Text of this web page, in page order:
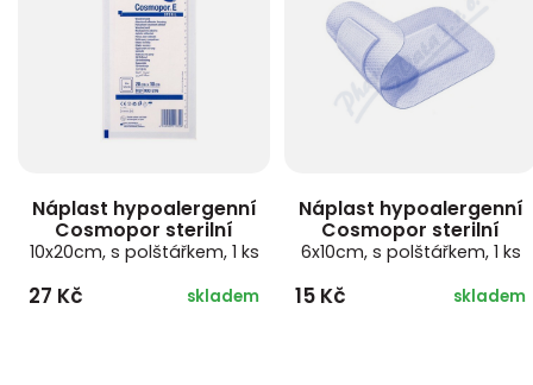
Náplast hypoalergenní
Cosmopor sterilní
10x20cm, s polštářkem, 1 ks
27 Kč skladem
Náplast hypoalergenní
Cosmopor sterilní
6x10cm, s polštářkem, 1 ks
15 Kč skladem